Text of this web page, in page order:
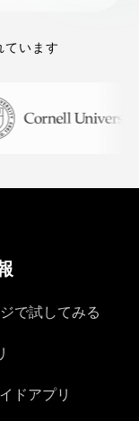
ています
で試してみる
ドアプリ